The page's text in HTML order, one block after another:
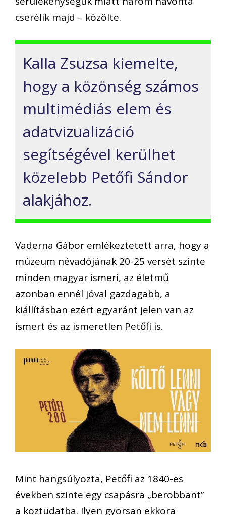
cserélik majd – közölte.
Kalla Zsuzsa kiemelte,
hogy a közönség számos
multimédiás elem és
adatvizualizáció
segítségével kerülhet
közelebb Petőfi Sándor
alakjához.
Vaderna Gábor emlékeztetett arra, hogy a
múzeum névadójának 20-25 versét szinte
minden magyar ismeri, az életmű
azonban ennél jóval gazdagabb, a
kiállításban ezért egyaránt jelen van az
ismert és az ismeretlen Petőfi is.
Mint hangsúlyozta, Petőfi az 1840-es
években szinte egy csapásra „berobbant”
a köztudatba. Ilyen gyorsan ekkora